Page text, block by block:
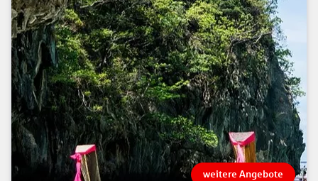
weitere Angebote